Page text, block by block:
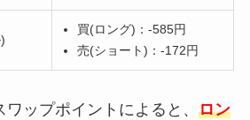
買(ロング)：-585円
売(ショート)：-172円
ップポイントによると、 ロン